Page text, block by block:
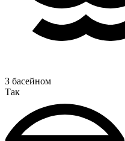
З басейном
Так